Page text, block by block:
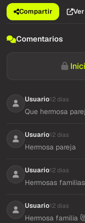
Compartir
Comentarios
Usuario12 dias
Que hermosa
Usuario12 dias
Hermosa pareja
Usuario12 dias
Hermosas
Usuario12 dias
Hermosa familia